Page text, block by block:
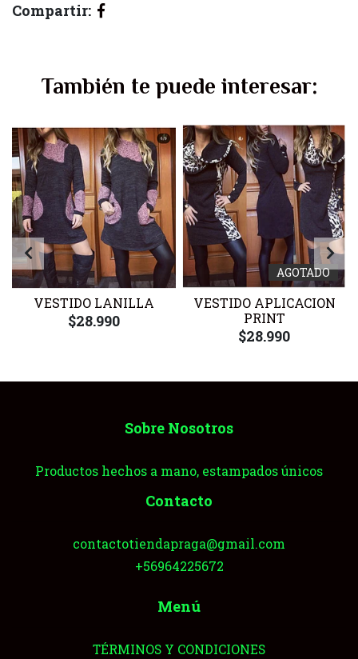
Compartir:
También te puede interesar:
VESTIDO LANILLA
$28.990
AGOTADO
VESTIDO APLICACION
PRINT
$28.990
Sobre Nosotros
Productos hechos a mano, estampados únicos
Contacto
contactotiendapraga@gmail.com
+56964225672
Menú
TÉRMINOS Y CONDICIONES